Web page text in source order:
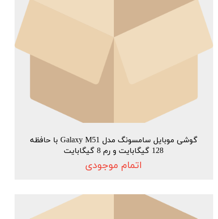
گوشی موبایل سامسونگ مدل Galaxy M51 با حافظه
128 گیگابایت و رم 8 گیگابایت
اتمام موجودی